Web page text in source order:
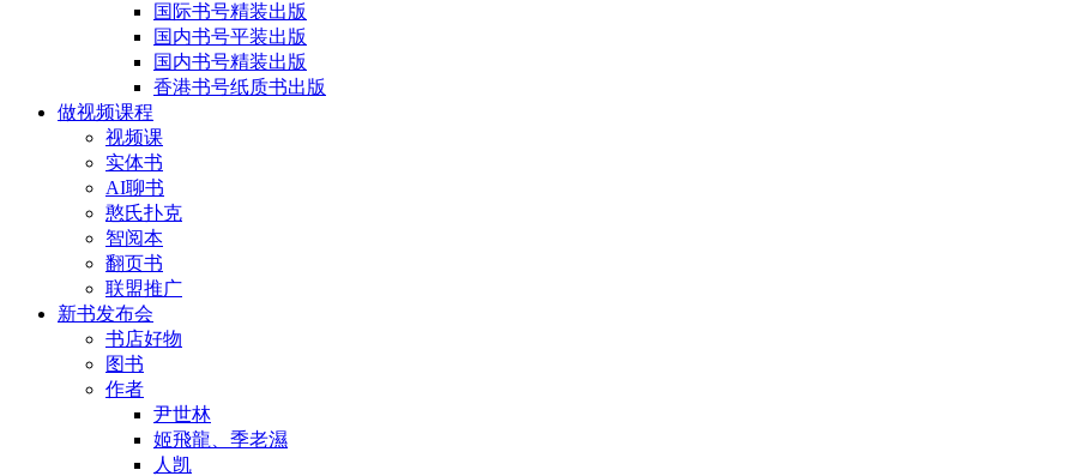
国际书号精装出版
国内书号平装出版
国内书号精装出版
香港书号纸质书出版
做视频课程
视频课
实体书
AI聊书
憨氏扑克
智阅本
翻页书
联盟推广
新书发布会
书店好物
图书
作者
尹世林
姬飛龍、季老濕
人凯